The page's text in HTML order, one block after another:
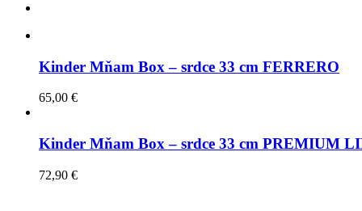
Kinder Mňam Box – srdce 33 cm FERRERO
65,00 €
Kinder Mňam Box – srdce 33 cm PREMIUM
72,90 €